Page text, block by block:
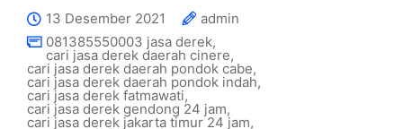
13 Desember 2021
admin
081385550003 jasa derek,
cari jasa derek daerah cinere,
cari jasa derek daerah pondok cabe,
cari jasa derek daerah pondok indah,
cari jasa derek fatmawati,
cari jasa derek gendong 24 jam,
cari jasa derek jakarta timur 24 jam,